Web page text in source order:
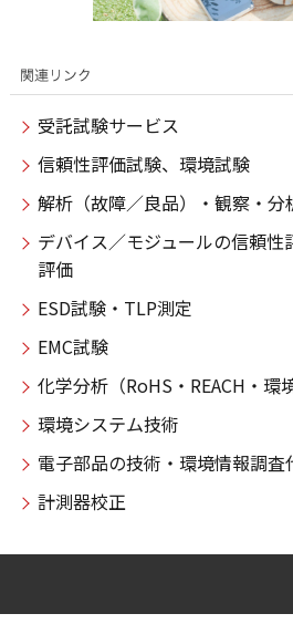
受託試験サービス
信頼性評価試験、環境試験
解析（故障／良品）・観察・分
デバイス／モジュールの信頼性
評価
ESD試験・TLP測定
EMC試験
化学分析（RoHS・REACH・環境
環境システム技術
電子部品の技術・環境情報調査
計測器校正